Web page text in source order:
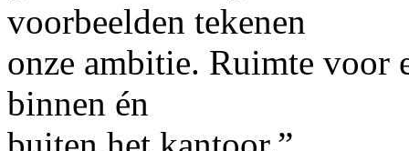
voorbeelden tekenen
onze ambitie. Ruimte voor
binnen én